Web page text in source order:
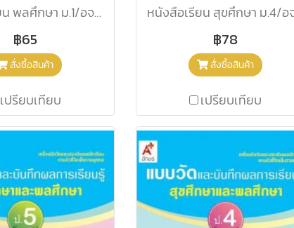
หนังสือเรียน พลศึกษา ม.1/อจท.
฿65
สั่งซื้อสินค้า
เปรียบเทียบ
฿78
สั่งซื้อสินค้า
เปรียบเทียบ